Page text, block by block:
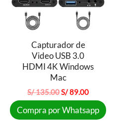
Capturador de
Video USB 3.0
HDMI 4K Windows
Mac
S/135.00 El
precio
original
era:
S/89.00El
precio
actual
es:
Compra por Whatsapp